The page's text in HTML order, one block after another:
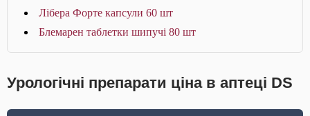
Лібера Форте капсули 60 шт
Блемарен таблетки шипучі 80 шт
Урологічні препарати ціна в аптеці DS